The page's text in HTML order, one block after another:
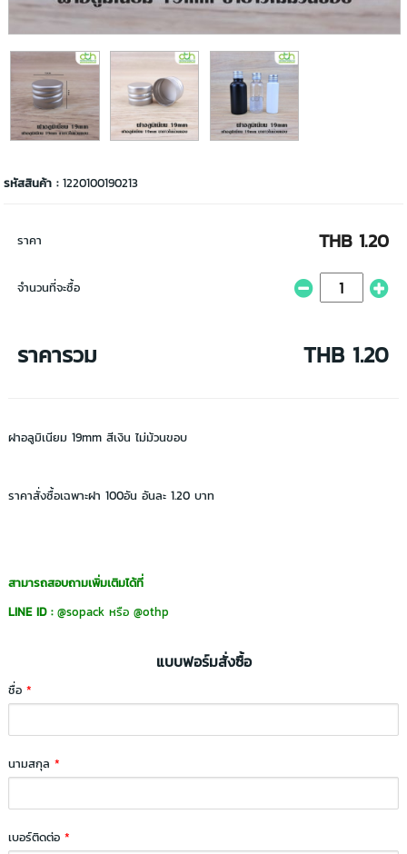
รหัสสินค้า :1220100190213
ราคา THB 1.20
จำนวนที่จะซื้อ
ราคารวม THB 1.20
ฝาอลูมิเนียม 19mm สีเงิน ไม่ม้วนขอบ
ราคาสั่งซื้อเฉพาะฝา 100อัน อันละ 1.20 บาท
สามารถสอบถามเพิ่มเติมได้ที่
LINE ID : @sopack หรือ@othp
แบบฟอร์มสั่งซื้อ
ชื่อ*
นามสกุล*
เบอร์ติดต่อ*